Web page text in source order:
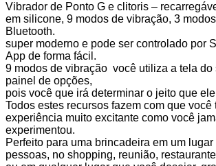
Vibrador de Ponto G e clitoris –
em silicone, 9 modos de vibração, 3
Bluetooth.
super moderno e pode ser controlado por
App de forma fácil.
9 modos de vibração você utiliza a tela do
painel de opções,
pois você que irá determinar o jeito que
Todos estes recursos fazem com que você
experiência muito excitante como você
experimentou.
Perfeito para uma brincadeira em um
pessoas, no shopping, reunião,